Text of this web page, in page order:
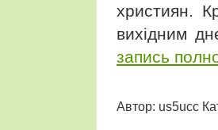
християн.
вихідним
запись
Автор: us5ucc